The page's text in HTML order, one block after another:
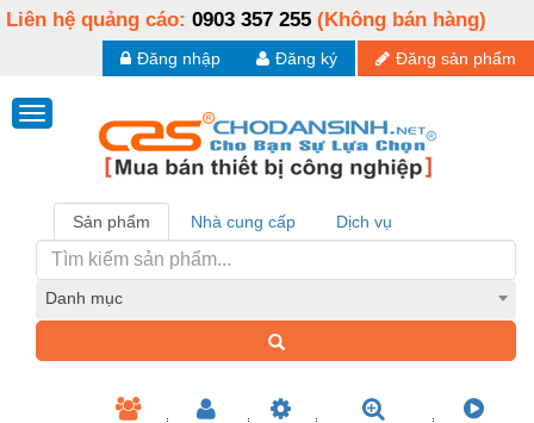
Liên hệ quảng cáo: 0903 357 255 (Không bán hàng)
Đăng sản phẩm
Đăng ký
Đăng nhập
Sản phẩm Nhà cung cấp Dịch vụ
Danh mục